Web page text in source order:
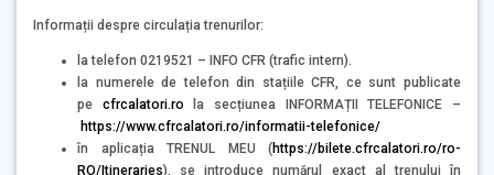
Informații despre circulația trenurilor:
la telefon 0219521 – INFO CFR (trafic intern).
la numerele de telefon din stațiile CFR, ce sunt publicate
pe cfrcalatori.ro la secțiunea INFORMAȚII TELEFONICE –
https://www.cfrcalatori.ro/informatii-telefonice/
în aplicația TRENUL MEU (https://bilete.cfrcalatori.ro/ro-
RO/Itineraries), se introduce numărul exact al trenului în